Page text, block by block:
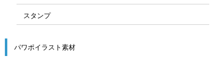
スタンプ
パワポイラスト素材